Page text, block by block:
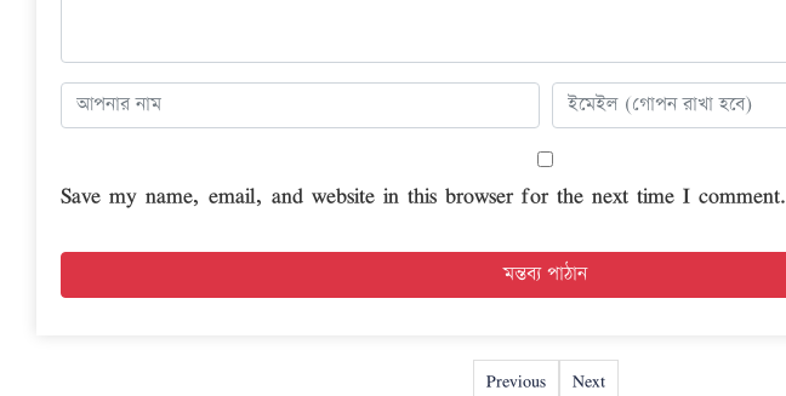
Save my name, email, and website in this browser for the next time I comment.
Previous Next